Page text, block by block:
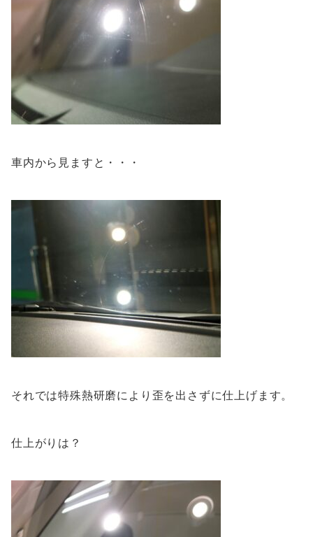
車内から見ますと・・・
それでは特殊熱研磨により歪を出さずに仕上げます。
仕上がりは？